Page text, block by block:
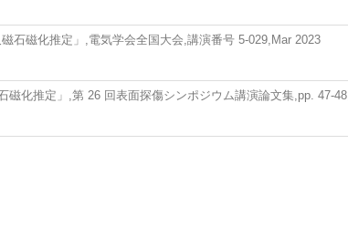
石磁化推定」,電気学会全国大会,講演番号 5-029,Mar 2023
化推定」,第 26 回表面探傷シンポジウム講演論文集,pp. 47-